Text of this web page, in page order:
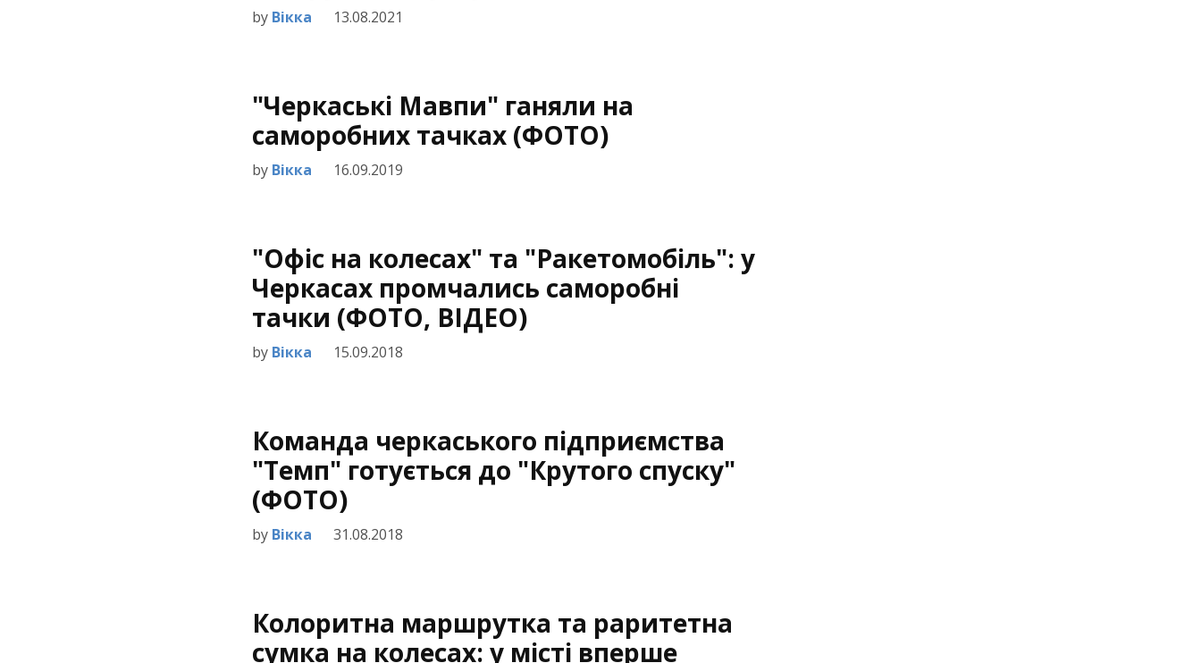
by Вікка 13.08.2021
"Черкаські Мавпи" ганяли на
саморобних тачках (ФОТО)
by Вікка 16.09.2019
"Офіс на колесах" та "Ракетомобіль": у
Черкасах промчались саморобні
тачки (ФОТО, ВІДЕО)
by Вікка 15.09.2018
Команда черкаського підприємства
"Темп" готується до "Крутого спуску"
(ФОТО)
by Вікка 31.08.2018
Колоритна маршрутка та раритетна
сумка на колесах: у місті вперше